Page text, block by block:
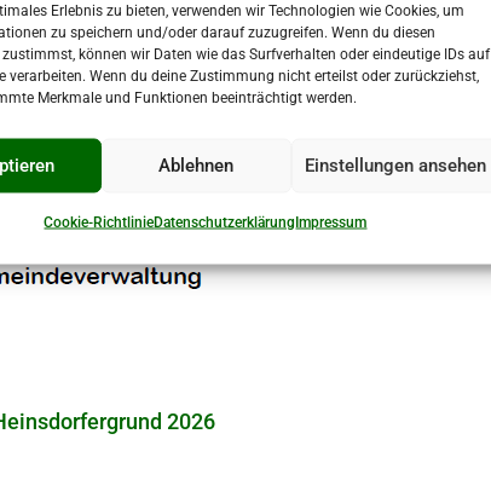
Erlebnis zu bieten, verwenden wir Technologien wie Cookies, um
zu speichern und/oder darauf zuzugreifen. Wenn du diesen
können wir Daten wie das Surfverhalten oder eindeutige IDs auf
verarbeiten. Wenn du deine Zustimmung nicht erteilst oder zurückziehst,
Merkmale und Funktionen beeinträchtigt werden.
Ablehnen Einstellungen ansehen
Cookie-RichtlinieDatenschutzerklärungImpressum
2026